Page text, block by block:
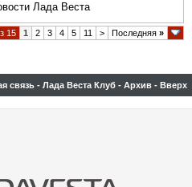
Лада Веста
15 1 2 3 4 5 11 > Последняя »
связь - Лада Веста Клуб - Архив - Вверх